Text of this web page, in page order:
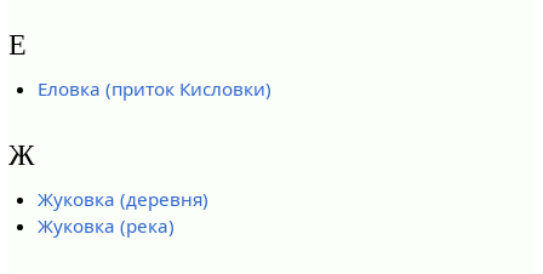
Е
Еловка (приток Кисловки)
Ж
Жуковка (деревня)
Жуковка (река)